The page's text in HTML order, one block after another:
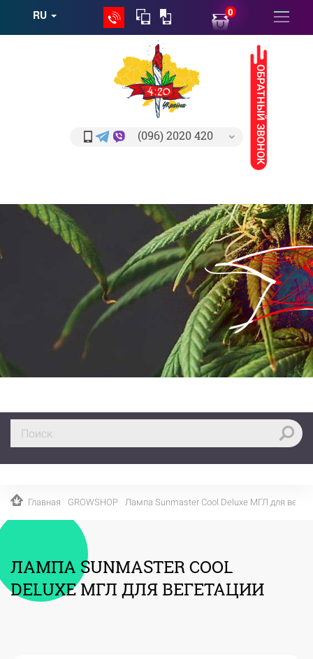
RU 0
ОБРАТНЫЙ ЗВОНОК
(096) 2020 420
Главная GROWSHOP Лампа Sunmaster Cool Deluxe МГЛ для
ЛАМПА SUNMASTER COOL
DELUXE МГЛ ДЛЯ ВЕГЕТАЦИИ